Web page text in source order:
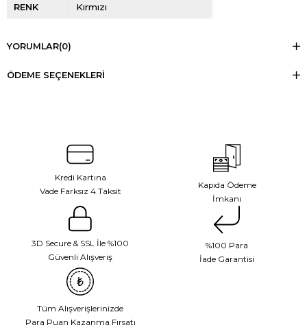
RENK Kırmızı
YORUMLAR(0)
ÖDEME SEÇENEKLERI
Kredi Kartına
Vade Farksız 4 Taksit
Kapıda Ödeme
İmkanı
3D Secure & SSL İle %100
Güvenli Alışveriş
%100 Para
İade Garantisi
Tüm Alışverişlerinizde
Para Puan Kazanma Fırsatı